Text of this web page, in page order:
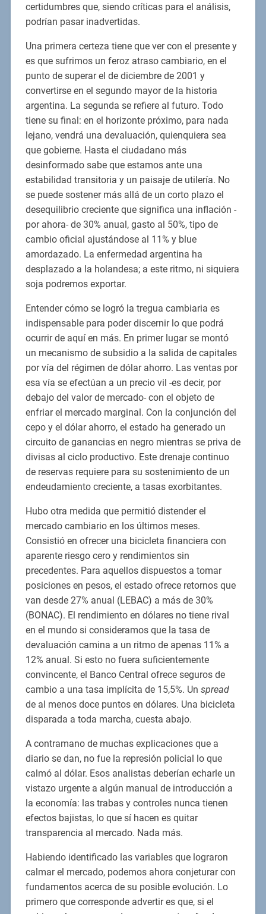
certidumbres que, siendo críticas para el análisis,
podrían pasar inadvertidas.
Una primera certeza tiene que ver con el presente y
es que sufrimos un feroz atraso cambiario, en el
punto de superar el de diciembre de 2001 y
convertirse en el segundo mayor de la historia
argentina. La segunda se refiere al futuro. Todo
tiene su final: en el horizonte próximo, para nada
lejano, vendrá una devaluación, quienquiera sea
que gobierne. Hasta el ciudadano más
desinformado sabe que estamos ante una
estabilidad transitoria y un paisaje de utilería. No
se puede sostener más allá de un corto plazo el
desequilibrio creciente que significa una inflación -
por ahora- de 30% anual, gasto al 50%, tipo de
cambio oficial ajustándose al 11% y blue
amordazado. La enfermedad argentina ha
desplazado a la holandesa; a este ritmo, ni siquiera
soja podremos exportar.
Entender cómo se logró la tregua cambiaria es
indispensable para poder discernir lo que podrá
ocurrir de aquí en más. En primer lugar se montó
un mecanismo de subsidio a la salida de capitales
por vía del régimen de dólar ahorro. Las ventas por
esa vía se efectúan a un precio vil -es decir, por
debajo del valor de mercado- con el objeto de
enfriar el mercado marginal. Con la conjunción del
cepo y el dólar ahorro, el estado ha generado un
circuito de ganancias en negro mientras se priva de
divisas al ciclo productivo. Este drenaje continuo
de reservas requiere para su sostenimiento de un
endeudamiento creciente, a tasas exorbitantes.
Hubo otra medida que permitió distender el
mercado cambiario en los últimos meses.
Consistió en ofrecer una bicicleta financiera con
aparente riesgo cero y rendimientos sin
precedentes. Para aquellos dispuestos a tomar
posiciones en pesos, el estado ofrece retornos que
van desde 27% anual (LEBAC) a más de 30%
(BONAC). El rendimiento en dólares no tiene rival
en el mundo si consideramos que la tasa de
devaluación camina a un ritmo de apenas 11% a
12% anual. Si esto no fuera suficientemente
convincente, el Banco Central ofrece seguros de
cambio a una tasa implícita de 15,5%. Un spread
de al menos doce puntos en dólares. Una bicicleta
disparada a toda marcha, cuesta abajo.
A contramano de muchas explicaciones que a
diario se dan, no fue la represión policial lo que
calmó al dólar. Esos analistas deberían echarle un
vistazo urgente a algún manual de introducción a
la economía: las trabas y controles nunca tienen
efectos bajistas, lo que sí hacen es quitar
transparencia al mercado. Nada más.
Habiendo identificado las variables que lograron
calmar el mercado, podemos ahora conjeturar con
fundamentos acerca de su posible evolución. Lo
primero que corresponde advertir es que, si el